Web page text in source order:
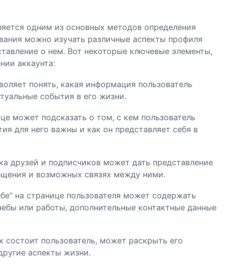
одним из основных методов определения
можно изучать различные аспекты профиля
о нем. Вот некоторые ключевые элементы,
аккаунта:
понять, какая информация пользователь
события в его жизни.
может подсказать о том, с кем пользователь
для него важны и как он представляет себя в
друзей и подписчиков может дать представление
и возможных связях между ними.
на странице пользователя может содержать
или работы, дополнительные контактные данные
пользователь, может раскрыть его
аспекты жизни.